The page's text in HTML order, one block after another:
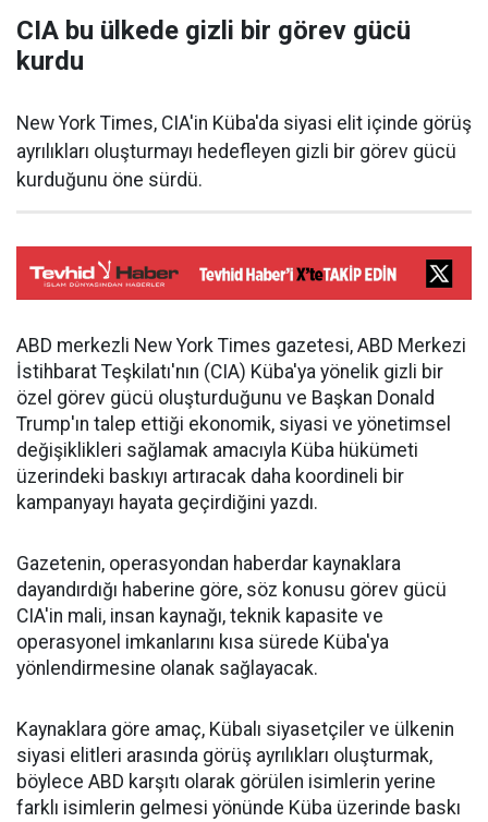
CIA bu ülkede gizli bir görev gücü
kurdu
New York Times, CIA'in Küba'da siyasi elit içinde görüş
ayrılıkları oluşturmayı hedefleyen gizli bir görev gücü
kurduğunu öne sürdü.
ABD merkezli New York Times gazetesi, ABD Merkezi
İstihbarat Teşkilatı'nın (CIA) Küba'ya yönelik gizli bir
özel görev gücü oluşturduğunu ve Başkan Donald
Trump'ın talep ettiği ekonomik, siyasi ve yönetimsel
değişiklikleri sağlamak amacıyla Küba hükümeti
üzerindeki baskıyı artıracak daha koordineli bir
kampanyayı hayata geçirdiğini yazdı.
Gazetenin, operasyondan haberdar kaynaklara
dayandırdığı haberine göre, söz konusu görev gücü
CIA'in mali, insan kaynağı, teknik kapasite ve
operasyonel imkanlarını kısa sürede Küba'ya
yönlendirmesine olanak sağlayacak.
Kaynaklara göre amaç, Kübalı siyasetçiler ve ülkenin
siyasi elitleri arasında görüş ayrılıkları oluşturmak,
böylece ABD karşıtı olarak görülen isimlerin yerine
farklı isimlerin gelmesi yönünde Küba üzerinde baskı